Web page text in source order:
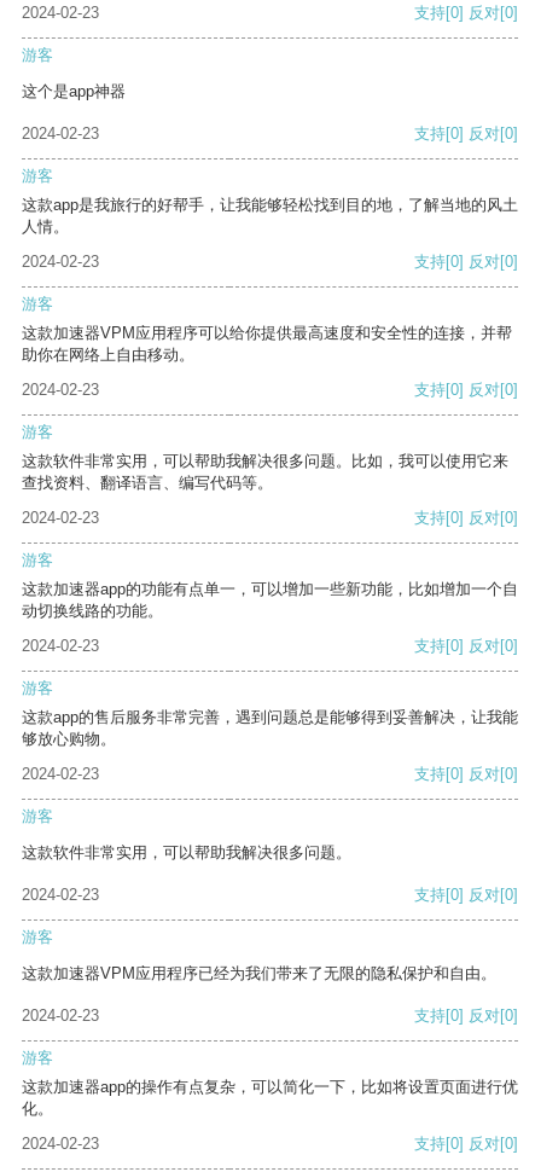
2024-02-23 支持[0] 反对[0]
游客
这个是app神器
2024-02-23 支持[0] 反对[0]
游客
这款app是我旅行的好帮手，让我能够轻松找到目的地，了解当地的风土
人情。
2024-02-23
支持[0] 反对[0]
游客
这款加速器VPM应用程序可以给你提供最高速度和安全性的连接，并帮
助你在网络上自由移动。
2024-02-23
支持[0] 反对[0]
游客
这款软件非常实用，可以帮助我解决很多问题。比如，我可以使用它来
查找资料、翻译语言、编写代码等。
2024-02-23
支持[0] 反对[0]
游客
这款加速器app的功能有点单一，可以增加一些新功能，比如增加一个自
动切换线路的功能。
2024-02-23
支持[0] 反对[0]
游客
这款app的售后服务非常完善，遇到问题总是能够得到妥善解决，让我能
够放心购物。
2024-02-23
支持[0] 反对[0]
游客
这款软件非常实用，可以帮助我解决很多问题。
2024-02-23 支持[0] 反对[0]
游客
这款加速器VPM应用程序已经为我们带来了无限的隐私保护和自由。
2024-02-23 支持[0] 反对[0]
游客
这款加速器app的操作有点复杂，可以简化一下，比如将设置页面进行优
化。
2024-02-23
支持[0] 反对[0]